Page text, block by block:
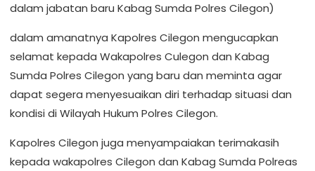
dalam jabatan baru Kabag Sumda Polres Cilegon)
dalam amanatnya Kapolres Cilegon mengucapkan
selamat kepada Wakapolres Culegon dan Kabag
Sumda Polres Cilegon yang baru dan meminta agar
dapat segera menyesuaikan diri terhadap situasi dan
kondisi di Wilayah Hukum Polres Cilegon.
Kapolres Cilegon juga menyampaiakan terimakasih
kepada wakapolres Cilegon dan Kabag Sumda Polreas